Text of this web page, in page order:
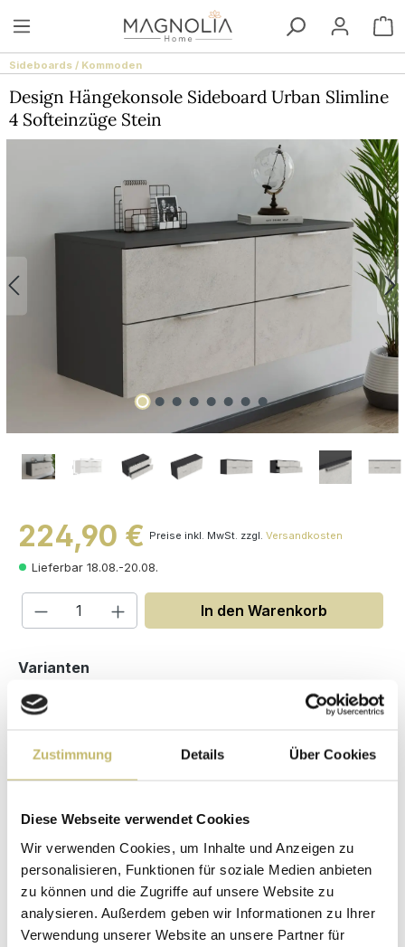
Zustimmung Details Über Cookies
Diese Webseite verwendet Cookies
Wir verwenden Cookies, um Inhalte und Anzeigen zu
personalisieren, Funktionen für soziale Medien anbieten
zu können und die Zugriffe auf unsere Website zu
analysieren. Außerdem geben wir Informationen zu Ihrer
Verwendung unserer Website an unsere Partner für
Zum Hauptinhalt springen
Sideboards / Kommoden
Design Hängekonsole Sideboard Urban Slimline
4 Softeinzüge Stein
224,90 € Preise inkl. MwSt. zzgl. Versandkosten
Lieferbar 18.08.-20.08.
Produkt Anzahl: Gib den
In den Warenkorb
Varianten
Maße (H/B/T): 44 / 104 / 36.1 cm
Materialien
Herstellerpreis
ohne
Zwischenhändler
Kundenbetreuung
mit bester
Bewertung
Gut verpackt für
beschädigungsfreie
Lieferung